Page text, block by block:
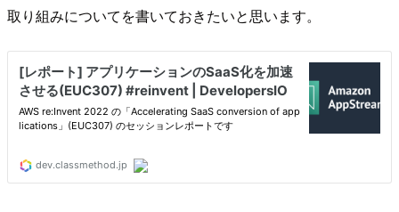
取り組みについてを書いておきたいと思います。